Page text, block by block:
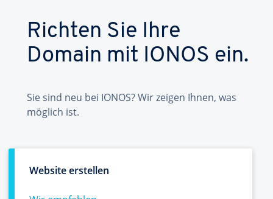
Richten Sie Ihre
Domain mit IONOS ein.
Sie sind neu bei IONOS? Wir zeigen Ihnen, was
möglich ist.
Website erstellen